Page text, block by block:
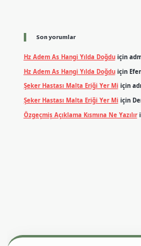
Son yorumlar
Hz Adem As Hangi Yılda Doğduiçin
Hz Adem As Hangi Yılda Doğduiçin
Şeker Hastası Malta Eriği Yer Miiçin
Şeker Hastası Malta Eriği Yer Miiçin
Özgeçmiş Açıklama Kısmına Ne Yazılır